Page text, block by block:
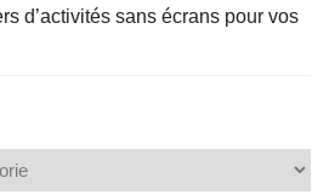
d’activités sans écrans pour vos